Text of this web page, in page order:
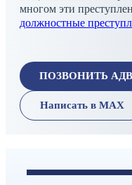
многом эти
должностные
ПОЗВОНИТЬ
Написать в МАХ